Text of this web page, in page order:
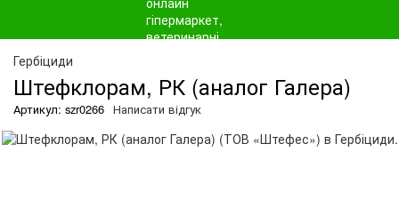
Гербіциди
Штефклорам, РК (аналог Галера)
Артикул: szr0266 Написати відгук